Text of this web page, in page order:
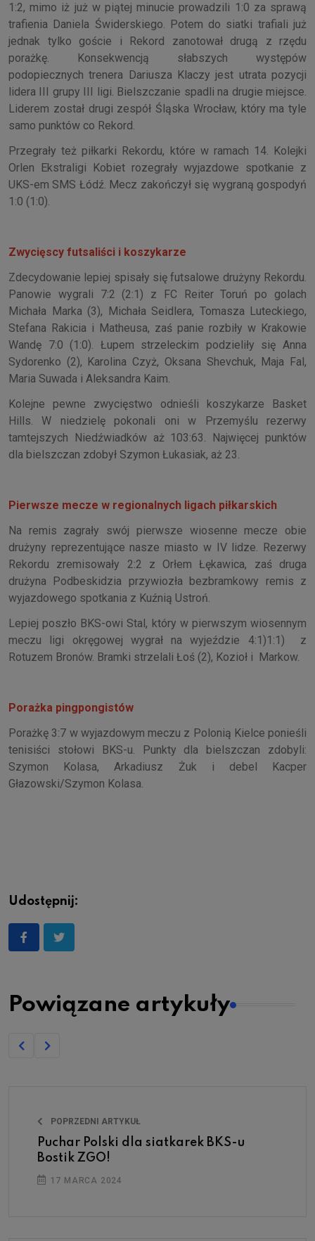
1:2, mimo iż już w piątej minucie prowadzili 1:0 za sprawą
trafienia Daniela Świderskiego. Potem do siatki trafiali już
jednak tylko goście i Rekord zanotował drugą z rzędu
porażkę. Konsekwencją słabszych występów
podopiecznych trenera Dariusza Klaczy jest utrata pozycji
lidera III grupy III ligi. Bielszczanie spadli na drugie miejsce.
Liderem został drugi zespół Śląska Wrocław, który ma tyle
samo punktów co Rekord.
Przegrały też piłkarki Rekordu, które w ramach 14. Kolejki
Orlen Ekstraligi Kobiet rozegrały wyjazdowe spotkanie z
UKS-em SMS Łódź. Mecz zakończył się wygraną gospodyń
1:0 (1:0).
Zwycięscy futsaliści i koszykarze
Zdecydowanie lepiej spisały się futsalowe drużyny Rekordu.
Panowie wygrali 7:2 (2:1) z FC Reiter Toruń po golach
Michała Marka (3), Michała Seidlera, Tomasza Luteckiego,
Stefana Rakicia i Matheusa, zaś panie rozbiły w Krakowie
Wandę 7:0 (1:0). Łupem strzeleckim podzieliły się Anna
Sydorenko (2), Karolina Czyż, Oksana Shevchuk, Maja Fal,
Maria Suwada i Aleksandra Kaim.
Kolejne pewne zwycięstwo odnieśli koszykarze Basket
Hills. W niedzielę pokonali oni w Przemyślu rezerwy
tamtejszych Niedźwiadków aż 103:63. Najwięcej punktów
dla bielszczan zdobył Szymon Łukasiak, aż 23.
Pierwsze mecze w regionalnych ligach piłkarskich
Na remis zagrały swój pierwsze wiosenne mecze obie
drużyny reprezentujące nasze miasto w IV lidze. Rezerwy
Rekordu zremisowały 2:2 z Orłem Łękawica, zaś druga
drużyna Podbeskidzia przywiozła bezbramkowy remis z
wyjazdowego spotkania z Kuźnią Ustroń.
Lepiej poszło BKS-owi Stal, który w pierwszym wiosennym
meczu ligi okręgowej wygrał na wyjeździe 4:1)1:1) z
Rotuzem Bronów. Bramki strzelali Łoś (2), Kozioł i Markow.
Porażka pingpongistów
Porażkę 3:7 w wyjazdowym meczu z Polonią Kielce ponieśli
tenisiści stołowi BKS-u. Punkty dla bielszczan zdobyli:
Szymon Kolasa, Arkadiusz Żuk i debel Kacper
Głazowski/Szymon Kolasa.
Udostępnij:
Powiązane artykuły
POPRZEDNI ARTYKUŁ
Puchar Polski dla siatkarek BKS-u
Bostik ZGO!
17 MARCA 2024